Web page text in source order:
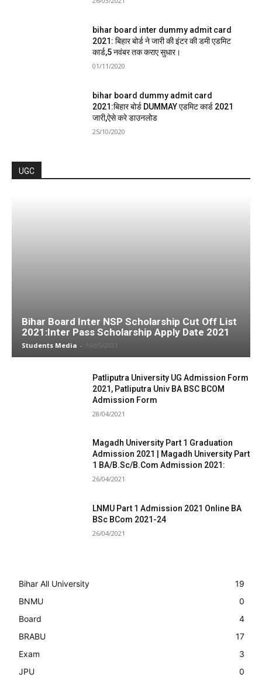
bihar board inter dummy admit card
2021: बिहार बोर्ड ने जारी की इंटर की डमी एडमिट
कार्ड,5 नवंबर तक कराए सुधार।
01/11/2020
bihar board dummy admit card
2021:बिहार बोर्ड DUMMAY एडमिट कार्ड 2021
जारी,ऐसे करे डाउनलोड
25/10/2020
UGC
Bihar Board Inter NSP Scholarship Cut Off List
2021:Inter Pass Scholarship Apply Date 2021
Students Media - 16/05/2021
Patliputra University UG Admission Form
2021, Patliputra Univ BA BSC BCOM
Admission Form
28/04/2021
Magadh University Part 1 Graduation
Admission 2021 | Magadh University Part
1 BA/B.Sc/B.Com Admission 2021:
26/04/2021
LNMU Part 1 Admission 2021 Online BA
BSc BCom 2021-24
26/04/2021
Bihar All University
19
BNMU
0
Board
4
BRABU
17
Exam
3
JPU
0